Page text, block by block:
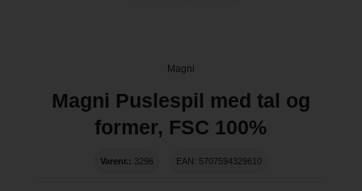
Magni
Magni Puslespil med tal og
former, FSC 100%
Varenr.: 3296 EAN: 5707594329610